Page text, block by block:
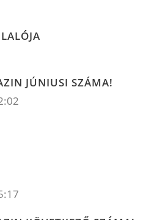
JÚNIUSI SZÁMA!